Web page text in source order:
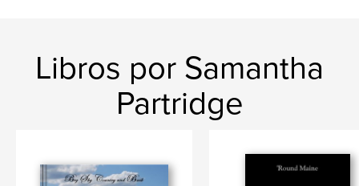
Libros por Samantha
Partridge